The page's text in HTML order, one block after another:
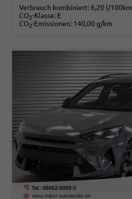
Verbrauch kombiniert: 6,20 l/100km
CO2-Klasse: E
CO2-Emissionen: 140,00 g/km